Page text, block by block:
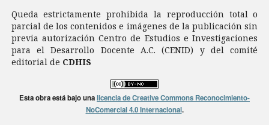
Queda estrictamente prohibida la reproducción total o
parcial de los contenidos e imágenes de la publicación sin
previa autorización Centro de Estudios e Investigaciones
para el Desarrollo Docente A.C. (CENID) y del comité
editorial de CDHIS
Esta obra está bajo unalicencia de Creative Commons Reconocimiento-
NoComercial 4.0 Internacional.